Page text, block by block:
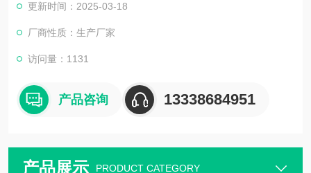
更新时间：2025-03-18
厂商性质：生产厂家
访问量：1131
产品咨询 13338684951
产品展示 PRODUCT CATEGORY